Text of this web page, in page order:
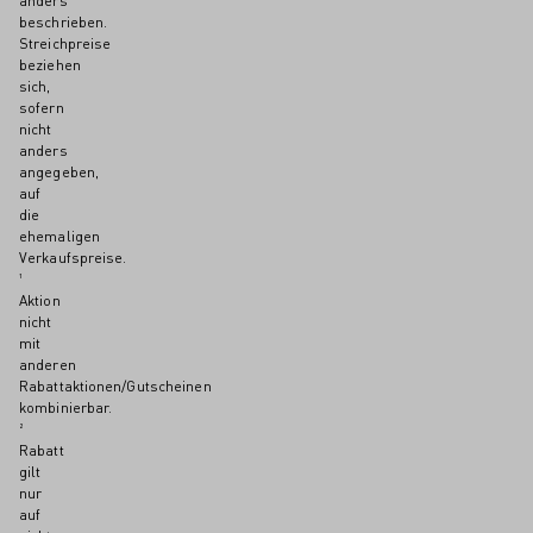
beschrieben.
Streichpreise
beziehen
sich,
sofern
nicht
anders
angegeben,
auf
die
ehemaligen
Verkaufspreise.
¹
Aktion
nicht
mit
anderen
Rabattaktionen/Gutscheinen
kombinierbar.
²
Rabatt
gilt
nur
auf